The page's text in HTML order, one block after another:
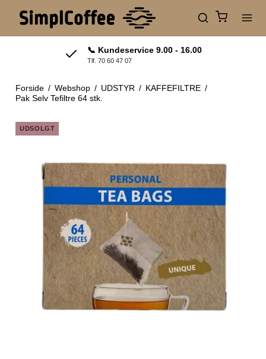
📞 Kundeservice 9.00 - 16.00
Tlf. 70 60 47 07
Forside / Webshop / UDSTYR / KAFFEFILTRE /
Pak Selv Tefiltre 64 stk.
UDSOLGT